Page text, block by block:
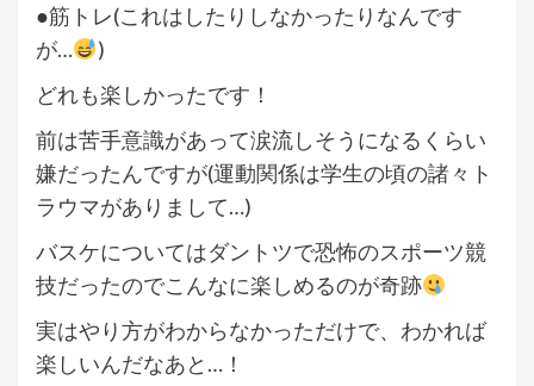
●筋トレ(これはしたりしなかったりなんです
が…
)
どれも楽しかったです！
前は苦手意識があって涙流しそうになるくらい
嫌だったんですが(運動関係は学生の頃の諸々ト
ラウマがありまして…)
バスケについてはダントツで恐怖のスポーツ競
技だったのでこんなに楽しめるのが奇跡
実はやり方がわからなかっただけで、わかれば
楽しいんだなあと…！